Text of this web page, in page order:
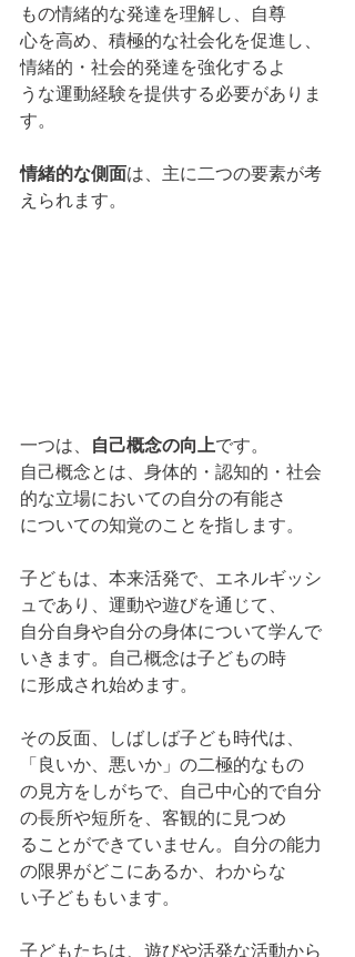
もの情緒的な発達を理解し、自尊
心を高め、積極的な社会化を促進し、
情緒的・社会的発達を強化するよ
うな運動経験を提供する必要がありま
す。
情緒的な側面は、主に二つの要素が考
えられます。
一つは、 自己概念の向上です。
自己概念とは、身体的・認知的・社会
的な立場においての自分の有能さ
についての知覚のことを指します。
子どもは、本来活発で、エネルギッシ
ュであり、運動や遊びを通じて、
自分自身や自分の身体について学んで
いきます。自己概念は子どもの時
に形成され始めます。
その反面、しばしば子ども時代は、
「良いか、悪いか」の二極的なもの
の見方をしがちで、自己中心的で自分
の長所や短所を、客観的に見つめ
ることができていません。自分の能力
の限界がどこにあるか、わからな
い子どももいます。
子どもたちは、遊びや活発な活動から